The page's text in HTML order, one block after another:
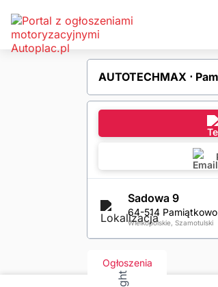
AUTOTECHMAX ⋅
Sadowa 9
64-514 Pamiątkowo
Wielkopolskie, Szamotulski
Ogłoszenia